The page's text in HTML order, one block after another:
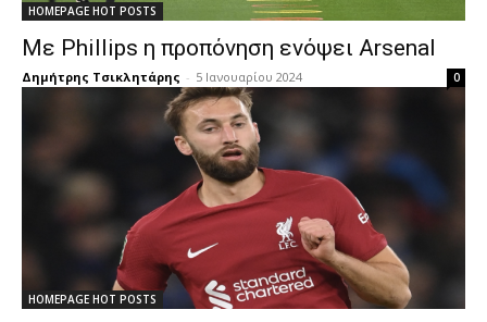
HOMEPAGE HOT POSTS
Με Phillips η προπόνηση ενόψει Arsenal
Δημήτρης Τσικλητάρης - 5 Ιανουαρίου 2024 0
HOMEPAGE HOT POSTS